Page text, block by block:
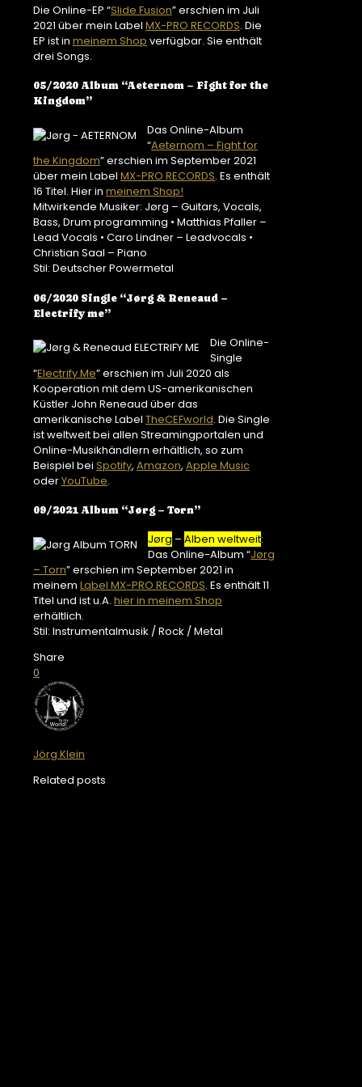
Die Online-EP “Slide Fusion” erschien im Juli
2021 über mein Label MX-PRO RECORDS. Die
EP ist in meinem Shop verfügbar. Sie enthält
drei Songs.
05/2020 Album “Aeternom – Fight for the
Kingdom”
Das Online-Album
“Aeternom – Fight for
the Kingdom” erschien im September 2021
über mein Label MX-PRO RECORDS. Es enthält
16 Titel. Hier in meinem Shop!
Mitwirkende Musiker: Jørg – Guitars, Vocals,
Bass, Drum programming • Matthias Pfaller –
Lead Vocals • Caro Lindner – Leadvocals •
Christian Saal – Piano
Stil: Deutscher Powermetal
06/2020 Single “Jørg & Reneaud –
Electrify me”
Die Online-
Single
“Electrify Me” erschien im Juli 2020 als
Kooperation mit dem US-amerikanischen
Küstler John Reneaud über das
amerikanische Label TheCEFworld. Die Single
ist weltweit bei allen Streamingportalen und
Online-Musikhändlern erhältlich, so zum
Beispiel bei Spotify, Amazon, Apple Music
oderYouTube.
09/2021 Album “Jørg – Torn”
Jørg – Alben weltweit:
Das Online-Album “Jørg
– Torn” erschien im September 2021 in
meinem Label MX-PRO RECORDS. Es enthält 11
Titel und ist u.A. hier in meinem Shop
erhältlich.
Stil: Instrumentalmusik / Rock / Metal
Share
0
Jörg Klein
Related posts